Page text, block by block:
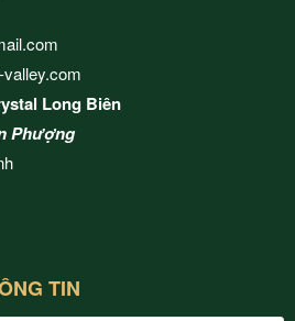
Long Biên
Phượng
TIN